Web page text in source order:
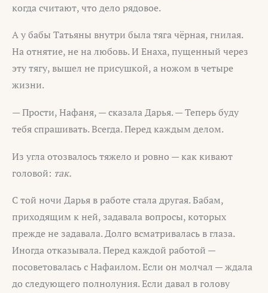
когда считают, что дело рядовое.
А у бабы Татьяны внутри была тяга чёрная, гнилая.
На отнятие, не на любовь. И Енаха, пущенный через
эту тягу, вышел не присушкой, а ножом в четыре
жизни.
— Прости, Нафаня, — сказала Дарья. — Теперь буду
тебя спрашивать. Всегда. Перед каждым делом.
Из угла отозвалось тяжело и ровно — как кивают
головой: так.
С той ночи Дарья в работе стала другая. Бабам,
приходящим к ней, задавала вопросы, которых
прежде не задавала. Долго всматривалась в глаза.
Иногда отказывала. Перед каждой работой —
посоветовалась с Нафаилом. Если он молчал — ждала
до следующего полнолуния. Если давал в голову